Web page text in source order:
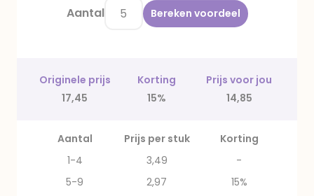
Aantal Bereken voordeel
Originele prijs Korting
Prijs voor jou
17,45
15% 14,85
Aantal Prijs per stuk
Korting
1-4
3,49
-
5-9
2,97
15%